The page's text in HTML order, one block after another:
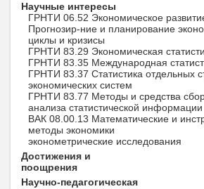
Научные интересы
ГРНТИ 06.52 Экономическое
Прогнозир-ние и планирование
циклы и кризисы
ГРНТИ 83.29 Экономическая
ГРНТИ 83.35 Международная
ГРНТИ 83.37 Статистика отдельных
экономических систем
ГРНТИ 83.77 Методы и средства
анализа статистической информации
ВАК 08.00.13 Математические и
методы экономики
эконометрические исследования
Достижения и
поощрения
Научно-педагогическая